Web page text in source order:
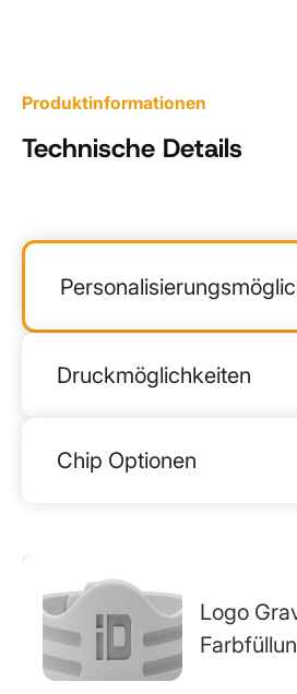
Produktinformationen
Technische Details
Druckmöglichkeiten
Chip Optionen
Logo